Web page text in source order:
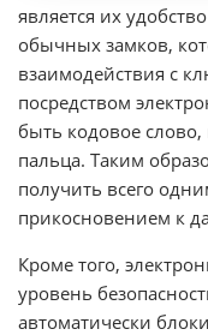
является их
обычных замков,
взаимодействия с
посредством
быть кодовое слово,
пальца. Таким
получить всего
прикосновением к
Кроме того,
уровень
автоматически